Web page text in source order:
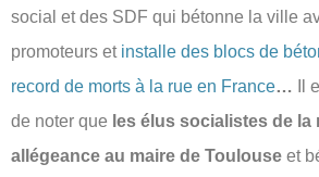
social et des SDF qui bétonne la ville
promoteurs et installe des blocs de
record de morts à la rue en France…
Il
de noter que les élus socialistes de
allégeance au maire de Toulouse et